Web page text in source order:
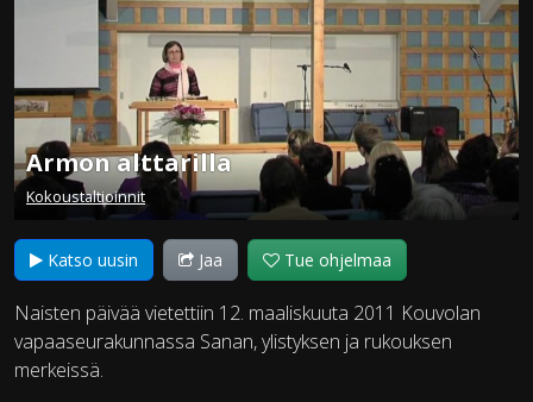
Armon alttarilla
Kokoustaltioinnit
Katso uusin Jaa Tue ohjelmaa
Naisten päivää vietettiin 12. maaliskuuta 2011 Kouvolan
vapaaseurakunnassa Sanan, ylistyksen ja rukouksen
merkeissä.